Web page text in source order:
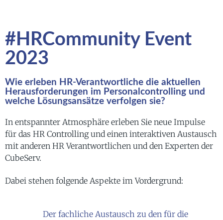
#HRCommunity Event
2023
Wie erleben HR-Verantwortliche die aktuellen
Herausforderungen im Personalcontrolling und
welche Lösungsansätze verfolgen sie?
In entspannter Atmosphäre erleben Sie neue Impulse
für das HR Controlling und einen interaktiven Austausch
mit anderen HR Verantwortlichen und den Experten der
CubeServ.
Dabei stehen folgende Aspekte im Vordergrund:
Der fachliche Austausch zu den für die